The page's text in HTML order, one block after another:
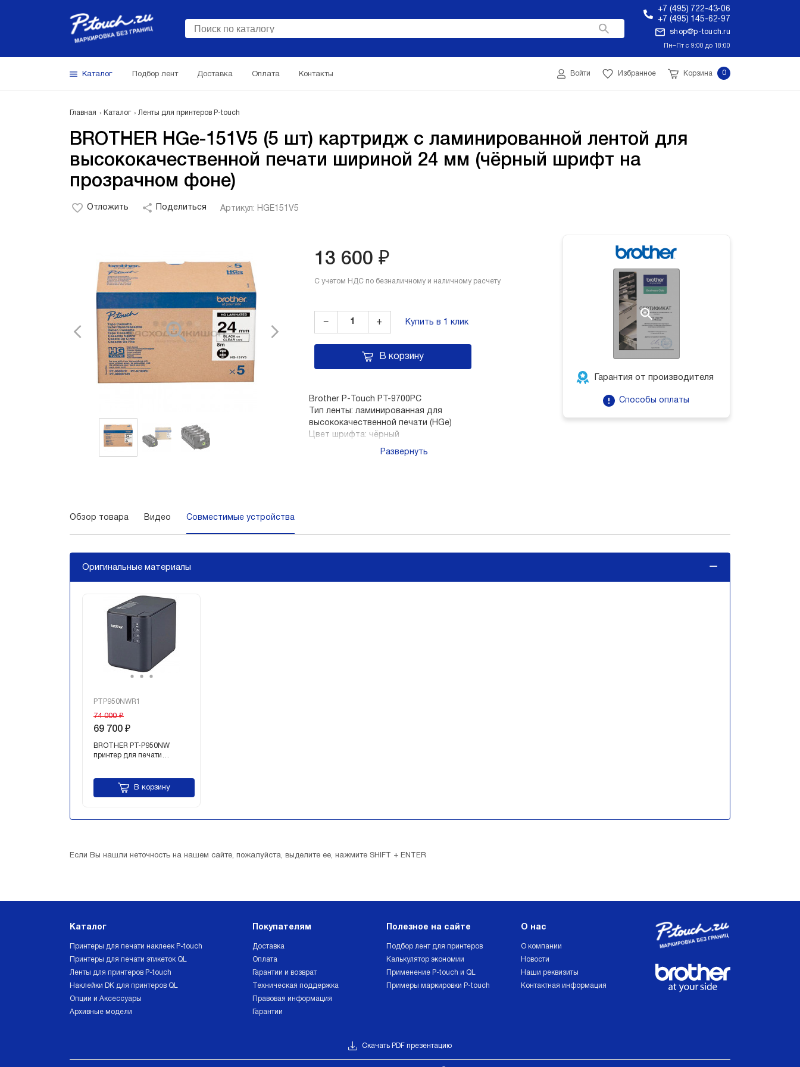
+7 (495) 722-43-06
+7 (495) 145-62-97
shop@p-touch.ru
Пн–Пт с 9:00 до 18:00
Каталог Подбор лент Доставка Оплата Контакты Войти Избранное Корзина 0
Главная Каталог Ленты для принтеров P-touch
BROTHER HGe-151V5 (5 шт) картридж с ламинированной лентой для
высококачественной печати шириной 24 мм (чёрный шрифт на
прозрачном фоне)
Отложить Поделиться Артикул: HGE151V5
13 600 ₽
С учетом НДС по безналичному и наличному расчету
− + Купить в 1 клик
В корзину
Brother P-Touch PT-9700PC
Тип ленты: ламинированная для
высококачественной печати (HGe)
Цвет шрифта: чёрный
Цвет ленты: прозрачный
Развернуть
Гарантия от производителя
Способы оплаты
Обзор товара Видео Совместимые устройства
Оригинальные материалы
PTP950NWR1
74 000 ₽
69 700 ₽
BROTHER PT-P950NW
принтер для печати…
В корзину
Если Вы нашли неточность на нашем сайте, пожалуйста, выделите ее, нажмите SHIFT + ENTER
Каталог
Принтеры для печати наклеек P-touch
Принтеры для печати этикеток QL
Ленты для принтеров P-touch
Наклейки DK для принтеров QL
Опции и Аксессуары
Архивные модели
Покупателям
Доставка
Оплата
Гарантии и возврат
Техническая поддержка
Правовая информация
Гарантии
Полезное на сайте
Подбор лент для принтеров
Калькулятор экономии
Применение P-touch и QL
Примеры маркировки P-touch
О нас
О компании
Новости
Наши реквизиты
Контактная информация
Скачать PDF презентацию